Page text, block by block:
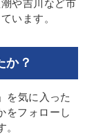
や吉川など市
います。
か？
を気に入った
をフォローし